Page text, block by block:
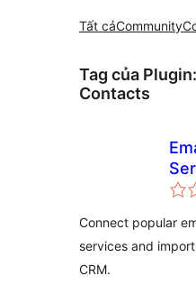
Tất cảCommunity
Tag của Plugin:
Contacts
Connect popular
services and
CRM.